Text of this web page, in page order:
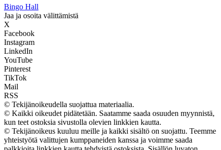
Bingo Hall
Jaa ja osoita välittämistä
X
Facebook
Instagram
LinkedIn
YouTube
Pinterest
TikTok
Mail
RSS
© Tekijänoikeudella suojattua materiaalia.
© Kaikki oikeudet pidätetään. Saatamme saada osuuden myynnistä,
kun teet ostoksia sivustolla olevien linkkien kautta.
© Tekijänoikeus kuuluu meille ja kaikki sisältö on suojattu. Teemme
yhteistyötä valittujen kumppaneiden kanssa ja voimme saada